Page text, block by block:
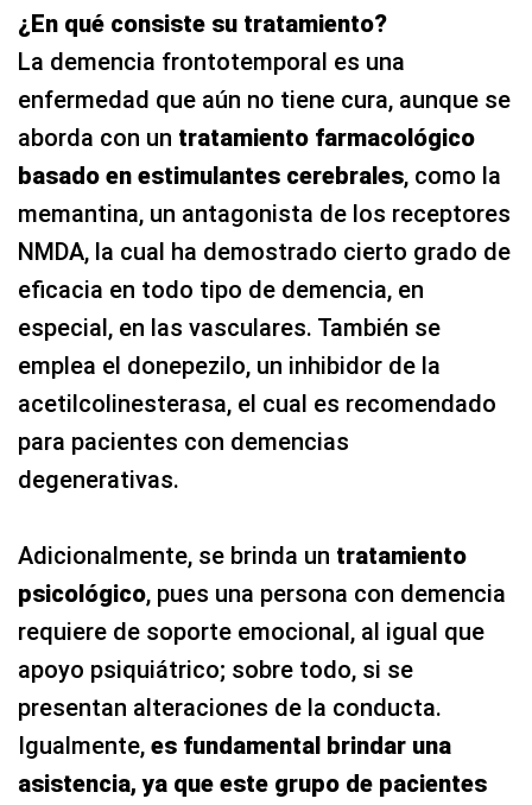
¿En qué consiste su tratamiento?
La demencia frontotemporal es una
enfermedad que aún no tiene cura, aunque se
aborda con un tratamiento farmacológico
basado en estimulantes cerebrales, como la
memantina, un antagonista de los receptores
NMDA, la cual ha demostrado cierto grado de
eficacia en todo tipo de demencia, en
especial, en las vasculares. También se
emplea el donepezilo, un inhibidor de la
acetilcolinesterasa, el cual es recomendado
para pacientes con demencias
degenerativas.
Adicionalmente, se brinda un tratamiento
psicológico, pues una persona con demencia
requiere de soporte emocional, al igual que
apoyo psiquiátrico; sobre todo, si se
presentan alteraciones de la conducta.
Igualmente, es fundamental brindar una
asistencia, ya que este grupo de pacientes